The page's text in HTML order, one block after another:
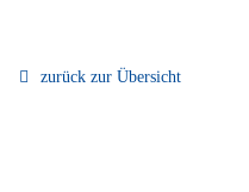
zurück zur Übersicht